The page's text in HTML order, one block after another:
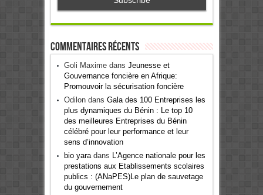
Commentaires récents
Goli Maximedans Jeunesse et
Gouvernance foncière en Afrique:
Promouvoir la sécurisation foncière
Odilondans Gala des 100 Entreprises les
plus dynamiques du Bénin : Le top 10
des meilleures Entreprises du Bénin
célébré pour leur performance et leur
sens d’innovation
bio yaradans L’Agence nationale pour les
prestations aux Etablissements scolaires
publics : (ANaPES)Le plan de sauvetage
du gouvernement